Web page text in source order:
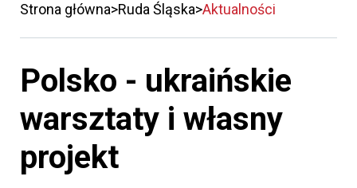
Strona główna Ruda Śląska Aktualności
Polsko - ukraińskie
warsztaty i własny
projekt